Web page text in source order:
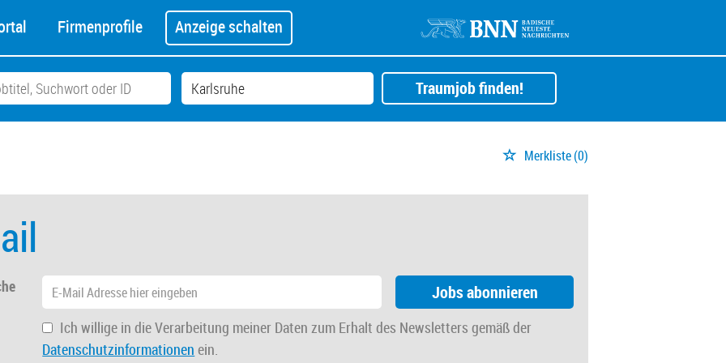
Firmenprofile Anzeige schalten
Traumjob finden!
Merkliste(0)
Jobs abonnieren
Ich willige in die Verarbeitung meiner Daten zum Erhalt des Newsletters gemäß der
Datenschutzinformationen ein.